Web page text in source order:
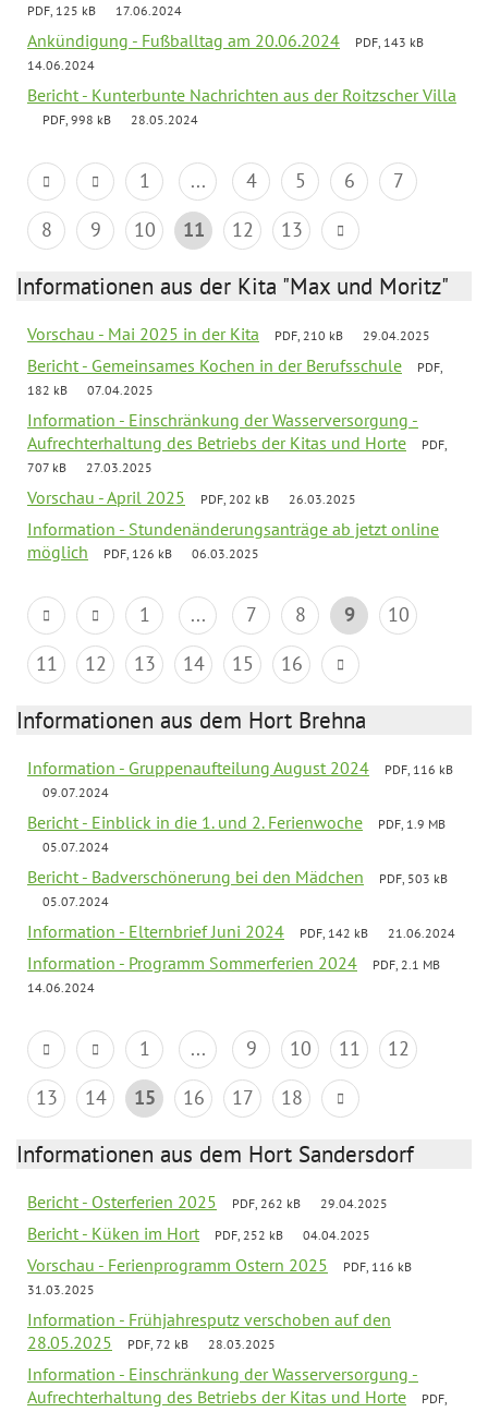
PDF, 125 kB 17.06.2024
Ankündigung - Fußballtag am 20.06.2024
PDF, 143 kB
14.06.2024
Bericht - Kunterbunte Nachrichten aus der Roitzscher Villa
PDF, 998 kB 28.05.2024
1 ... 4 5 6
7
8
9 10 11 12 13
Informationen aus der Kita "Max und Moritz"
Vorschau - Mai 2025 in der Kita PDF, 210 kB 29.04.2025
Bericht - Gemeinsames Kochen in der Berufsschule
PDF,
182 kB
07.04.2025
Information - Einschränkung der Wasserversorgung -
Aufrechterhaltung des Betriebs der Kitas und Horte
PDF,
707 kB
27.03.2025
Vorschau - April 2025 PDF, 202 kB 26.03.2025
Information - Stundenänderungsanträge ab jetzt online
möglich
PDF, 126 kB 06.03.2025
1 ... 7 8 9
10
11
12 13 14 15 16
Informationen aus dem Hort Brehna
Information - Gruppenaufteilung August 2024
PDF, 116 kB
09.07.2024
Bericht - Einblick in die 1. und 2. Ferienwoche
PDF, 1.9 MB
05.07.2024
Bericht - Badverschönerung bei den Mädchen
PDF, 503 kB
05.07.2024
Information - Elternbrief Juni 2024 PDF, 142 kB 21.06.2024
Information - Programm Sommerferien 2024
PDF, 2.1 MB
14.06.2024
1 ... 9 10 11
12
13
14 15 16 17 18
Informationen aus dem Hort Sandersdorf
Bericht - Osterferien 2025 PDF, 262 kB 29.04.2025
Bericht - Küken im Hort PDF, 252 kB 04.04.2025
Vorschau - Ferienprogramm Ostern 2025
PDF, 116 kB
31.03.2025
Information - Frühjahresputz verschoben auf den
28.05.2025
PDF, 72 kB 28.03.2025
Information - Einschränkung der Wasserversorgung -
Aufrechterhaltung des Betriebs der Kitas und Horte
PDF,